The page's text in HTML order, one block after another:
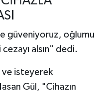
güveniyoruz, oğlumu
alsın" dedi.
ve isteyerek
Gül, "Cihazın